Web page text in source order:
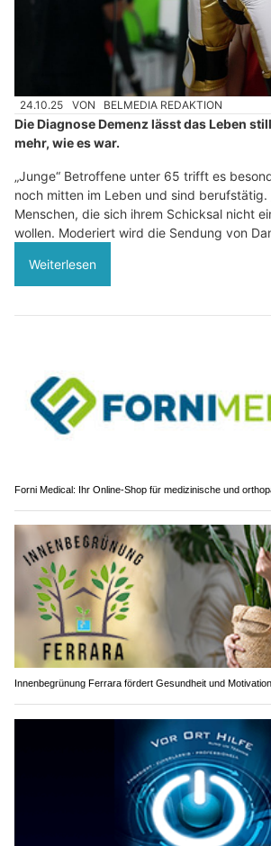
24.10.25 VON BELMEDIA REDAKTION
Die Diagnose Demenz lässt das Leben
mehr, wie es war.
„Junge“ Betroffene unter 65 trifft es
noch mitten im Leben und sind berufstätig.
Menschen, die sich ihrem Schicksal nicht
wollen. Moderiert wird die Sendung von
Weiterlesen
Forni Medical: Ihr Online-Shop für medizinische und
Innenbegrünung Ferrara fördert Gesundheit und